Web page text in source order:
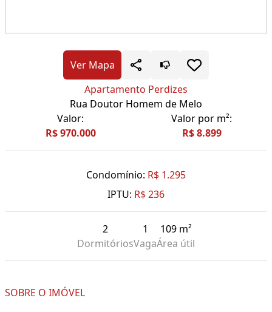
Ver Mapa
Apartamento Perdizes
Rua Doutor Homem de Melo
Valor:
R$ 970.000
Valor por m²:
R$ 8.899
Condomínio: R$ 1.295
IPTU: R$ 236
2
Dormitórios
1
Vaga
109 m²
Área útil
SOBRE O IMÓVEL